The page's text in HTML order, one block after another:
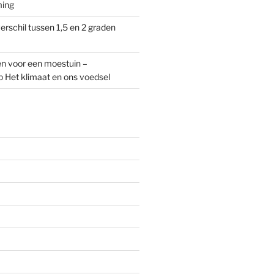
tussen 1,5 en 2 graden
voor een moestuin –
Het klimaat en ons voedsel